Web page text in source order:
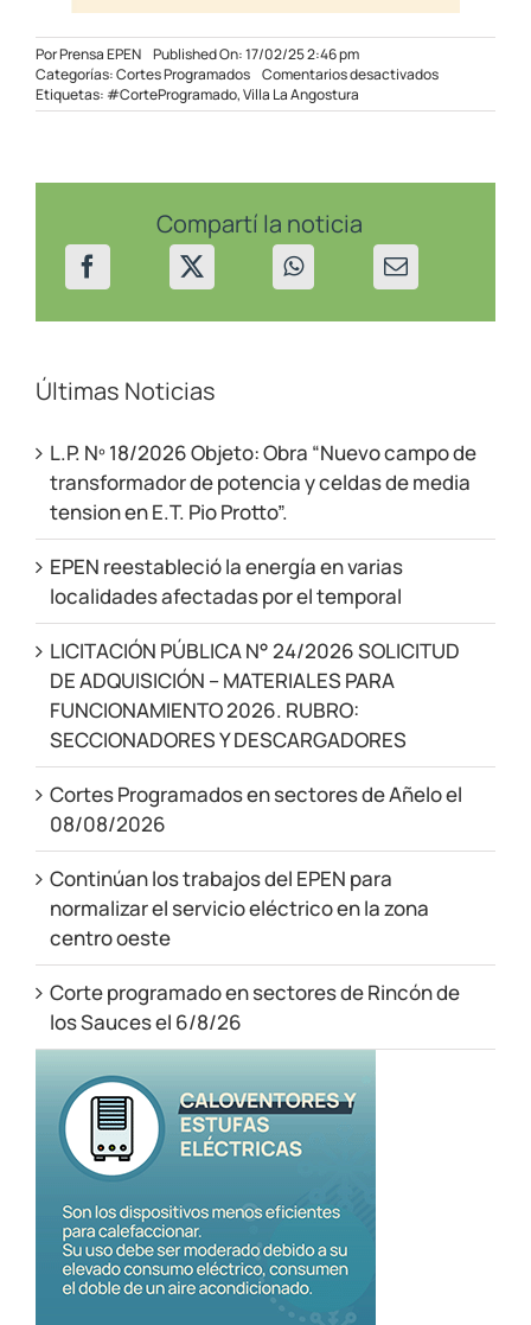
PorPrensa EPEN Published On: 17/02/25 2:46 pm
Categorías:Cortes Programados Comentarios desactivadosen
programado
Etiquetas: #CorteProgramado,Villa La Angostura
Compartí la noticia
Últimas Noticias
L.P. Nº 18/2026 Objeto: Obra “Nuevo campo de
transformador de potencia y celdas de media
tension en E.T. Pio Protto”.
EPEN reestableció la energía en varias
localidades afectadas por el temporal
LICITACIÓN PÚBLICA N° 24/2026 SOLICITUD
DE ADQUISICIÓN – MATERIALES PARA
FUNCIONAMIENTO 2026. RUBRO:
SECCIONADORES Y DESCARGADORES
Cortes Programados en sectores de Añelo el
08/08/2026
Continúan los trabajos del EPEN para
normalizar el servicio eléctrico en la zona
centro oeste
Corte programado en sectores de Rincón de
los Sauces el 6/8/26